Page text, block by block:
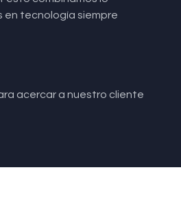
en tecnología siempre
acercar a nuestro cliente